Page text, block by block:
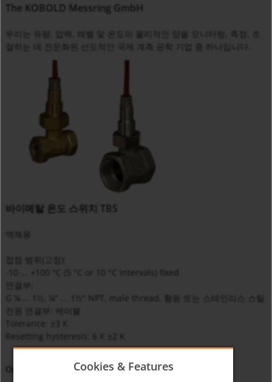
The KOBOLD Messring GmbH
우리는 유량, 압력, 레벨 및 온도의 물리적인 양을 모니터링, 측정, 조
절하는 데 전문화된 선도적인 국제 계측 공학 기업 중 하나입니다.
바이메탈 온도 스위치 TBS
접점 범위(고정):
-10 ... +100 °C (5 °C or 10 °C intervals) fixed
G ¼ ... 1½, ¼" ... 1½" NPT, male thread, 황동 또는 스테인리스 스틸
전원 연결부: 케이블
Tolerance: ±3 K
Resetting hysteresis: 6 K ±2 K
Operating PrincipleCookies & Features